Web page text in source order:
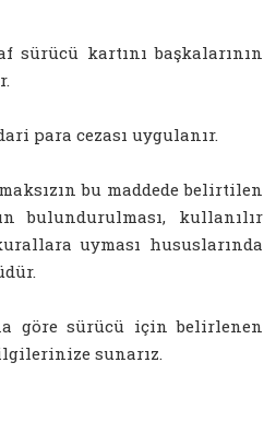
kartını başkalarının
para cezası uygulanır.
bu maddede belirtilen
bulundurulması, kullanılır
uyması hususlarında
göre sürücü için belirlenen
sunarız.